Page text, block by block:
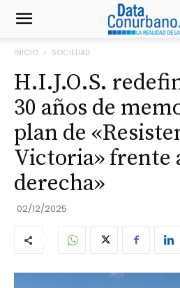
INICIO SOCIEDAD
H.I.J.O.S.
30 años de
plan de
Victoria» frente
derecha»
02/12/2025